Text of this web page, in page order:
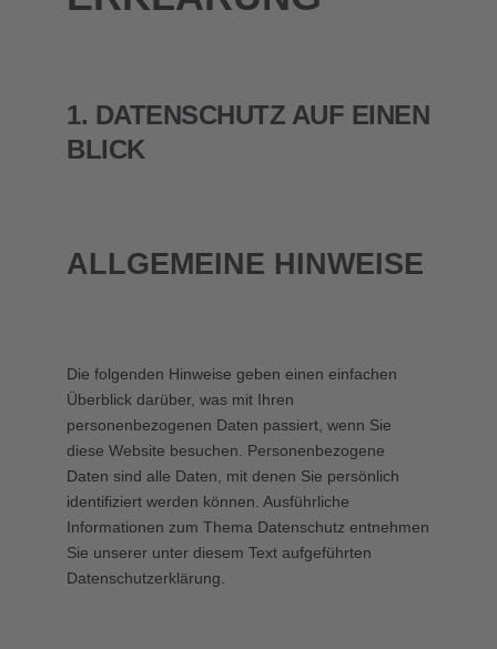
1. DATENSCHUTZ AUF EINEN
BLICK
ALLGEMEINE HINWEISE
Die folgenden Hinweise geben einen einfachen
Überblick darüber, was mit Ihren
personenbezogenen Daten passiert, wenn Sie
diese Website besuchen. Personenbezogene
Daten sind alle Daten, mit denen Sie persönlich
identifiziert werden können. Ausführliche
Informationen zum Thema Datenschutz entnehmen
Sie unserer unter diesem Text aufgeführten
Datenschutzerklärung.